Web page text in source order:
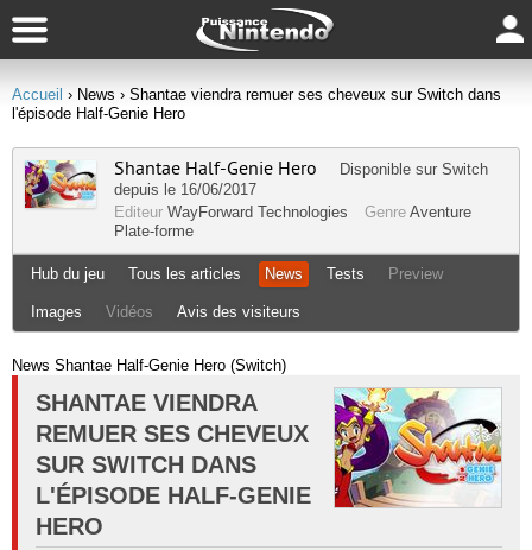
Accueil › News › Shantae viendra remuer ses cheveux sur Switch dans
l'épisode Half-Genie Hero
Shantae Half-Genie Hero Disponible sur Switch
depuis le 16/06/2017
Editeur WayForward Technologies Genre Aventure
Plate-forme
Hub du jeu Tous les articles News Tests Preview
Images Vidéos Avis des visiteurs
News Shantae Half-Genie Hero (Switch)
SHANTAE VIENDRA
REMUER SES CHEVEUX
SUR SWITCH DANS
L'ÉPISODE HALF-GENIE
HERO